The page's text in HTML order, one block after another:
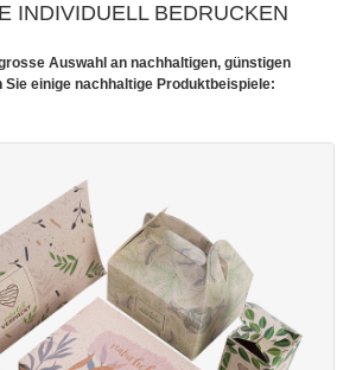
INDIVIDUELL BEDRUCKEN
Auswahl an nachhaltigen, günstigen
Sie einige nachhaltige Produktbeispiele: